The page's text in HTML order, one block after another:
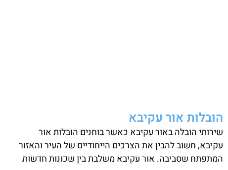
הובלות אור עקיבא
שירותי הובלה באור עקיבא כאשר בוחנים הובלות אור
עקיבא, חשוב להבין את הצרכים הייחודיים של העיר והאזור
המתפתח שסביבה. אור עקיבא משלבת בין שכונות חדשות